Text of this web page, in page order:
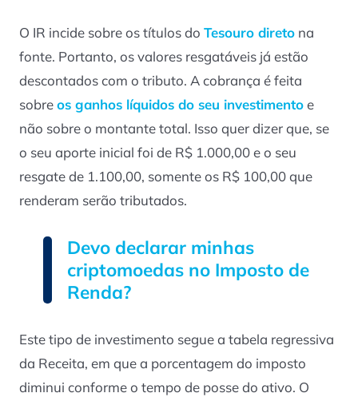
O IR incide sobre os títulos do Tesouro direto na
fonte. Portanto, os valores resgatáveis já estão
descontados com o tributo. A cobrança é feita
sobreos ganhos líquidos do seu investimentoe
não sobre o montante total. Isso quer dizer que, se
o seu aporte inicial foi de R$ 1.000,00 e o seu
resgate de 1.100,00, somente os R$ 100,00 que
renderam serão tributados.
Devo declarar minhas
criptomoedas no Imposto de
Renda?
Este tipo de investimento segue a tabela regressiva
da Receita, em que a porcentagem do imposto
diminui conforme o tempo de posse do ativo. O